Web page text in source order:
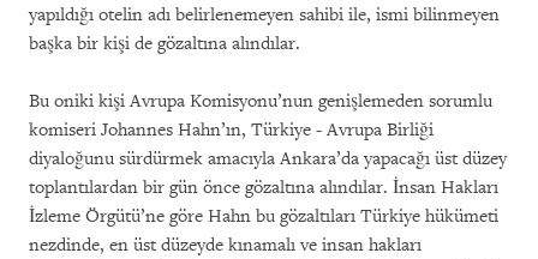
yapıldığı otelin adı belirlenemeyen sahibi ile, ismi bilinmeyen
başka bir kişi de gözaltına alındılar.
Bu oniki kişi Avrupa Komisyonu’nun genişlemeden sorumlu
komiseri Johannes Hahn’ın, Türkiye - Avrupa Birliği
diyaloğunu sürdürmek amacıyla Ankara’da yapacağı üst düzey
toplantılardan bir gün önce gözaltına alındılar. İnsan Hakları
İzleme Örgütü’ne göre Hahn bu gözaltıları Türkiye hükümeti
nezdinde, en üst düzeyde kınamalı ve insan hakları